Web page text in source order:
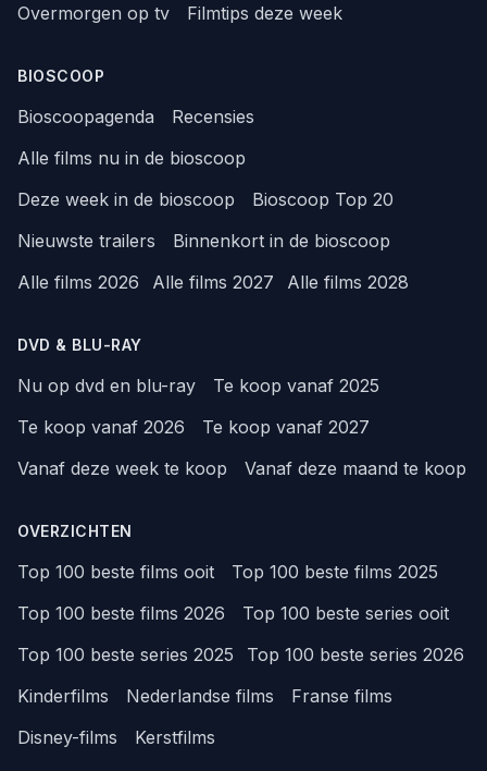
Overmorgen op tv
Filmtips deze week
BIOSCOOP
Bioscoopagenda
Recensies
Alle films nu in de bioscoop
Deze week in de bioscoop
Bioscoop Top 20
Nieuwste trailers
Binnenkort in de bioscoop
Alle films 2026
Alle films 2027 Alle films 2028
DVD & BLU-RAY
Nu op dvd en blu-ray
Te koop vanaf 2025
Te koop vanaf 2026
Te koop vanaf 2027
Vanaf deze week te koop
Vanaf deze maand te koop
OVERZICHTEN
Top 100 beste films ooit
Top 100 beste films 2025
Top 100 beste films 2026
Top 100 beste series ooit
Top 100 beste series 2025
Top 100 beste series 2026
Kinderfilms
Nederlandse films
Franse films
Disney-films
Kerstfilms